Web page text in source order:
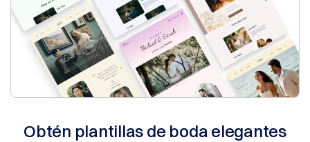
Afiliado
Programa
General
de
Afiliados
Revendedor
Programa
de
Apoyo
Obtén plantillas de boda elegantes